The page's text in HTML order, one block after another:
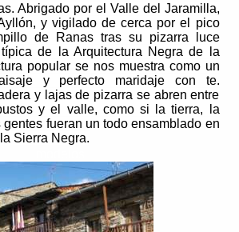
Abrigado por el Valle del Jaramilla,
y vigilado de cerca por el pico
de Ranas tras su pizarra luce
de la Arquitectura Negra de la
popular se nos muestra como un
y perfecto maridaje con te.
y lajas de pizarra se abren entre
y el valle, como si la tierra, la
gentes fueran un todo ensamblado en
Sierra Negra.